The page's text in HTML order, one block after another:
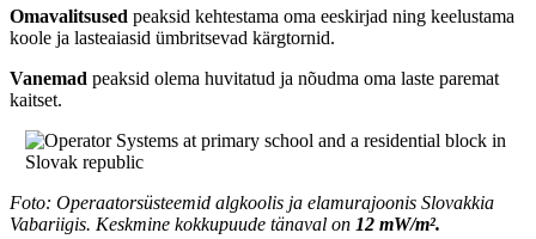
Omavalitsused peaksid kehtestama oma eeskirjad ning keelustama
koole ja lasteaiasid ümbritsevad kärgtornid.
Vanemad peaksid olema huvitatud ja nõudma oma laste paremat
kaitset.
Foto: Operaatorsüsteemid algkoolis ja elamurajoonis Slovakkia
Vabariigis. Keskmine kokkupuude tänaval on 12 mW/m².